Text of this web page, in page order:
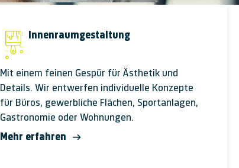
Innenraumgestaltung
Mit einem feinen Gespür für Ästhetik und
Details. Wir ent­werfen indi­vidu­elle Kon­zepte
für Büros, ge­werb­liche Flächen, Sport­anlagen,
Gastro­nomie oder Wohn­ungen.
Mehr erfahren